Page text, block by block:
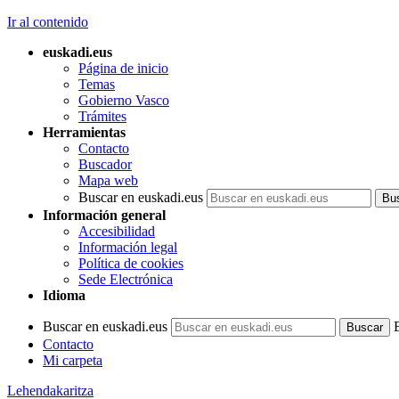
Ir al contenido
euskadi.eus
Página de inicio
Temas
Gobierno Vasco
Trámites
Herramientas
Contacto
Buscador
Mapa web
Buscar en euskadi.eus
Información general
Accesibilidad
Información legal
Política de cookies
Sede Electrónica
Idioma
Buscar en euskadi.eus
Contacto
Mi carpeta
Lehendakaritza